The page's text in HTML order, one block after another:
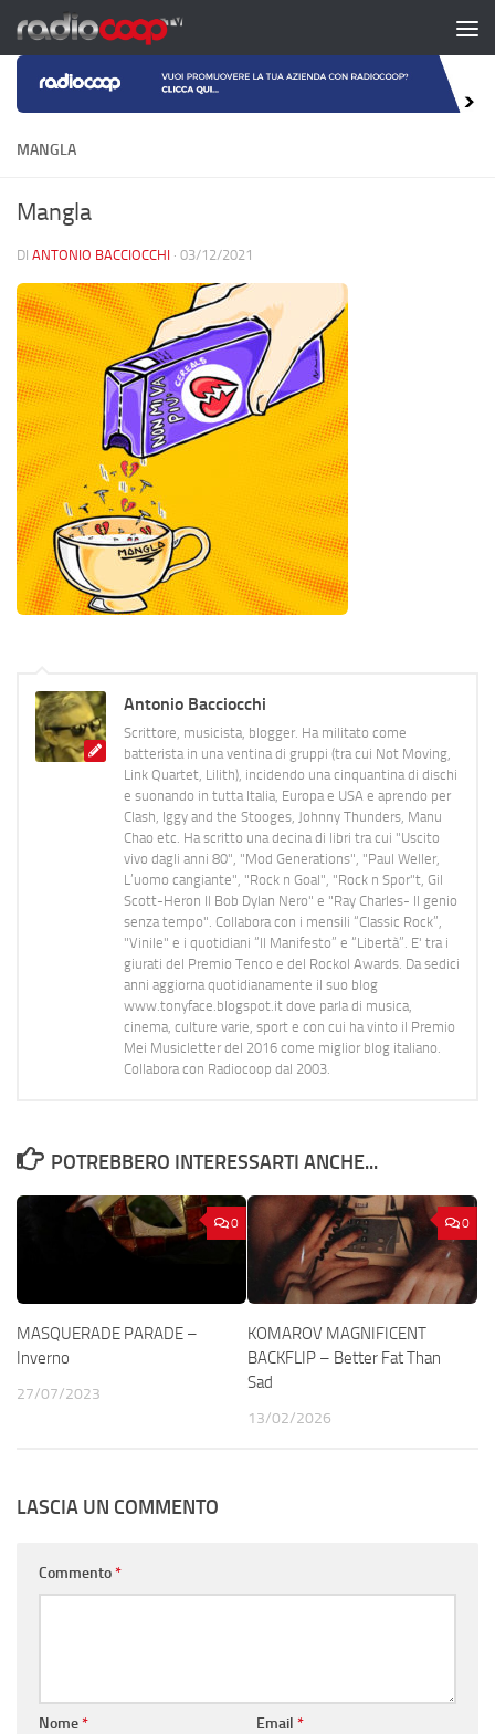
Salta al contenuto
MANGLA
Mangla
DI ANTONIO BACCIOCCHI · 03/12/2021
Antonio Bacciocchi
Scrittore, musicista, blogger. Ha militato come
batterista in una ventina di gruppi (tra cui Not Moving,
Link Quartet, Lilith), incidendo una cinquantina di dischi
e suonando in tutta Italia, Europa e USA e aprendo per
Clash, Iggy and the Stooges, Johnny Thunders, Manu
Chao etc. Ha scritto una decina di libri tra cui "Uscito
vivo dagli anni 80", "Mod Generations", "Paul Weller,
L’uomo cangiante", "Rock n Goal", "Rock n Spor"t, Gil
Scott-Heron Il Bob Dylan Nero" e "Ray Charles- Il genio
senza tempo". Collabora con i mensili “Classic Rock”,
"Vinile" e i quotidiani “Il Manifesto” e “Libertà”. E' tra i
giurati del Premio Tenco e del Rockol Awards. Da sedici
anni aggiorna quotidianamente il suo blog
www.tonyface.blogspot.it dove parla di musica,
cinema, culture varie, sport e con cui ha vinto il Premio
Mei Musicletter del 2016 come miglior blog italiano.
Collabora con Radiocoop dal 2003.
POTREBBERO INTERESSARTI ANCHE...
0
MASQUERADE PARADE –
Inverno
27/07/2023
0
KOMAROV MAGNIFICENT
BACKFLIP – Better Fat Than
Sad
13/02/2026
LASCIA UN COMMENTO
Commento*
Nome* Email *